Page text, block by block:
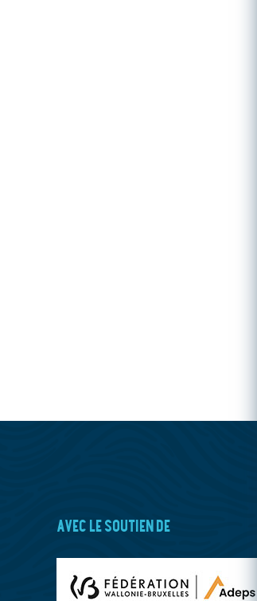
AVEC LE SOUTIEN DE